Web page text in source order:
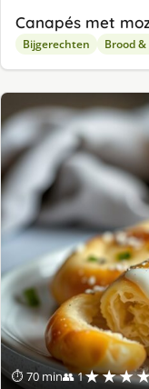
Canapés met
Bijgerechten Brood
⏱ 70 min👥 1